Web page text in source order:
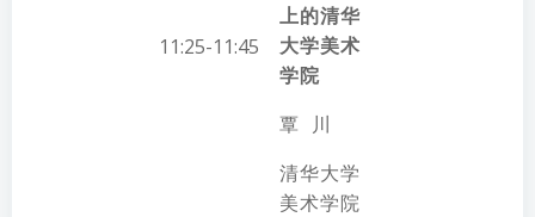
11:25-11:45
上的清华
大学美术
学院
覃 川
清华大学
美术学院